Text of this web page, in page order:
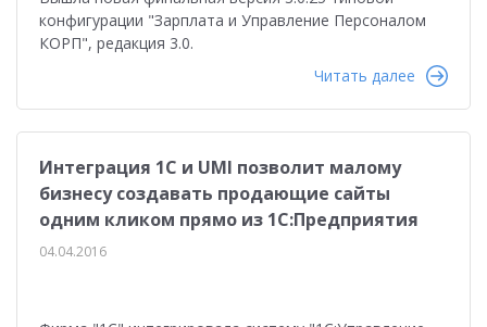
конфигурации "Зарплата и Управление Персоналом
КОРП", редакция 3.0.
Читать далее
Интеграция 1С и UMI позволит малому
бизнесу создавать продающие сайты
одним кликом прямо из 1С:Предприятия
04.04.2016